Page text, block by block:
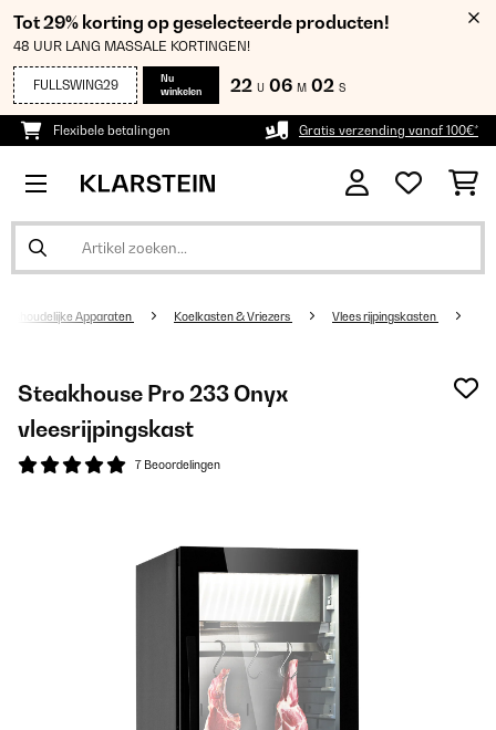
Tot 29% korting op geselecteerde producten!
48 UUR LANG MASSALE KORTINGEN!
FULLSWING29
Nu
winkelen
22 U 06 M 02 S
Flexibele betalingen Gratis verzending vanaf 100€*
Apparaten Koelkasten & Vriezers Vlees rijpingskasten
Steakhouse Pro 233 Onyx
vleesrijpingskast
7 Beoordelingen